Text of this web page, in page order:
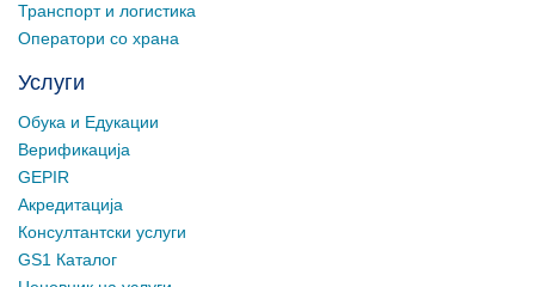
Транспорт и логистика
Оператори со храна
Услуги
Обука и Едукации
Верификација
GEPIR
Акредитација
Консултантски услуги
GS1 Каталог